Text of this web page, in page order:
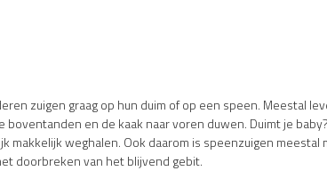
zuigen graag op hun duim of op een speen. Meestal
en de kaak naar voren duwen. Duimt je
makkelijk weghalen. Ook daarom is speenzuigen
doorbreken van het blijvend gebit.